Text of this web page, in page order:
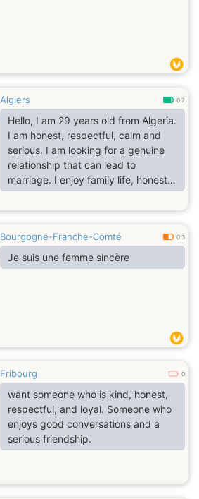
Algiers 0.7
Hello, I am 29 years old from Algeria.
I am honest, respectful, calm and
serious. I am looking for a genuine
relationship that can lead to
marriage. I enjoy family life, honesty
and mutual respect.
Bourgogne-Franche-Comté 0.3
Je suis une femme sincère
Fribourg 0
want someone who is kind, honest,
respectful, and loyal. Someone who
enjoys good conversations and a
serious friendship.